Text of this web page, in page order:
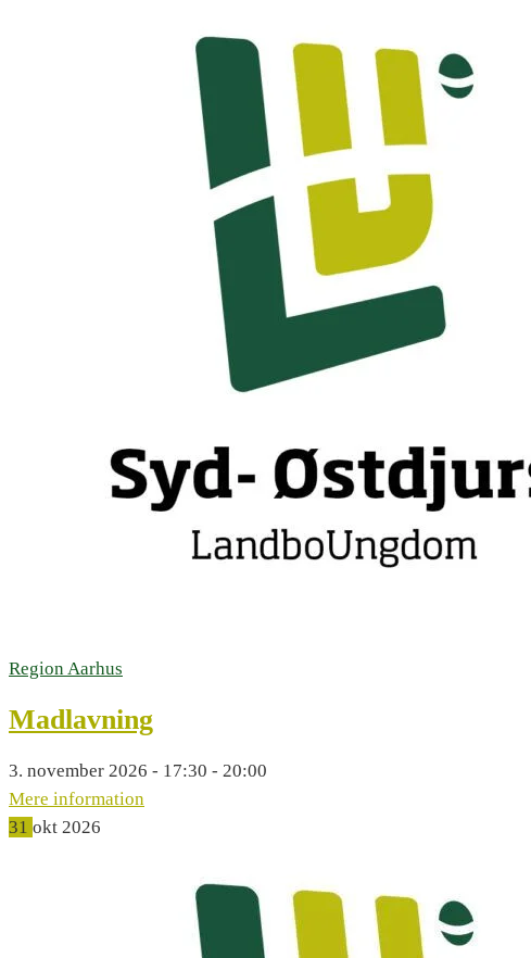
Region Aarhus
Madlavning
3. november 2026 - 17:30 - 20:00
Mere information
31 okt 2026